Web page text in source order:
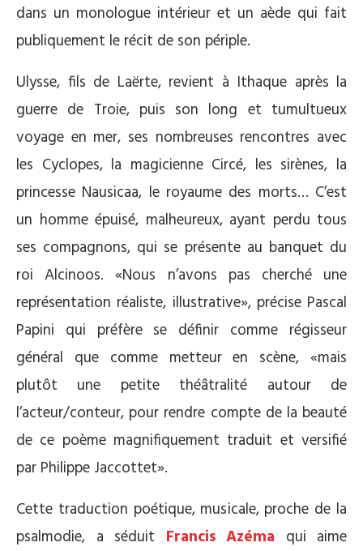
dans un monologue intérieur et un aède qui fait
publiquement le récit de son périple.
Ulysse, fils de Laërte, revient à Ithaque après la
guerre de Troie, puis son long et tumultueux
voyage en mer, ses nombreuses rencontres avec
les Cyclopes, la magicienne Circé, les sirènes, la
princesse Nausicaa, le royaume des morts… C’est
un homme épuisé, malheureux, ayant perdu tous
ses compagnons, qui se présente au banquet du
roi Alcinoos. «Nous n’avons pas cherché une
représentation réaliste, illustrative», précise Pascal
Papini qui préfère se définir comme régisseur
général que comme metteur en scène, «mais
plutôt une petite théâtralité autour de
l’acteur/conteur, pour rendre compte de la beauté
de ce poème magnifiquement traduit et versifié
par Philippe Jaccottet».
Cette traduction poétique, musicale, proche de la
psalmodie, a séduit Francis Azéma qui aime